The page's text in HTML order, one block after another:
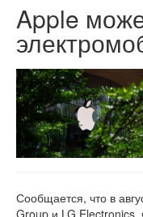
Apple
Сообщается, что в
Group и LG Electronics,